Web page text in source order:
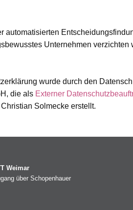
automatisierten
Unternehmen
wurde durch den
die als Externer
Solmecke erstellt.
Weimar
über Schopenhauer